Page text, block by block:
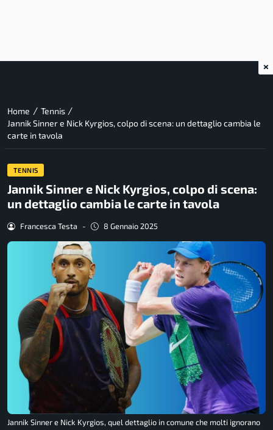
Home / Tennis /
Jannik Sinner e Nick Kyrgios, colpo di scena: un dettaglio cambia le
carte in tavola
TENNIS
Jannik Sinner e Nick Kyrgios, colpo di scena:
un dettaglio cambia le carte in tavola
Francesca Testa - 8 Gennaio 2025
Jannik Sinner e Nick Kyrgios, quel dettaglio in comune che molti ignorano
×